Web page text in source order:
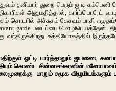
தனியார் துறை பெரும் ஐ டி கம்பெனி
அனுமதித்தால், கார்ப்பொரேட்
தொடரில் அச்சுதம் கேசவம் பாதி
garde படைப்பை மொழிபெயத்தேன்.
உத்தியோகத்தில்
ஓட்டி பார்த்தாலும் ஐயணை,
கொண்ட சின்னசங்கரனின்
மாறும் சமூக